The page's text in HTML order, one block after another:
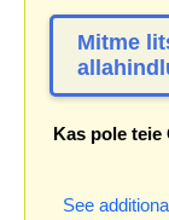
Mitme
Kas pole teie
See